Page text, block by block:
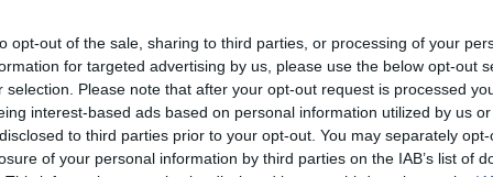
opt-out of the sale, sharing to third parties, or processing of your
for targeted advertising by us, please use the below opt-out
selection. Please note that after your opt-out request is processed
interest-based ads based on personal information utilized by us
to third parties prior to your opt-out. You may separately
of your personal information by third parties on the IAB’s list of
már hőség, sokkal élvezetesebb utazni is! A
mozgunk, de talán akad alkalom egy vidéki rokon,
például a Mecsekben, a Zemplénben vagy a